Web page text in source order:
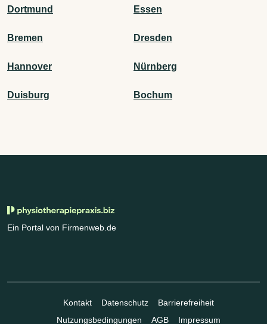
Dortmund Essen
Bremen Dresden
Hannover Nürnberg
Duisburg Bochum
Ein Portal von Firmenweb.de
Kontakt Datenschutz
Barrierefreiheit
Nutzungsbedingungen
AGB Impressum